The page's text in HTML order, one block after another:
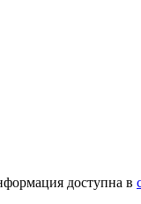
доступна в